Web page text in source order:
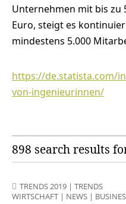
Unternehmen mit bis zu
Euro, steigt es
mindestens 5.000
https://de.statista.com/
von-ingenieurinnen/
898 search results
TRENDS 2019 | TRENDS
WIRTSCHAFT | NEWS |